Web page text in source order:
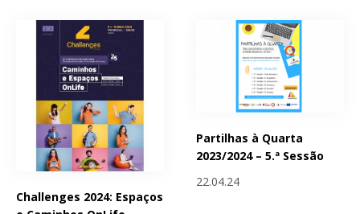
Challenges 2024: Espaços
Partilhas à Quarta
2023/2024 – 5.ª Sessão
22.04.24